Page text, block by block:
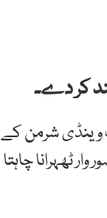
کر دے۔
وینڈی شرمن کے
ٹھہرانا چاہتا